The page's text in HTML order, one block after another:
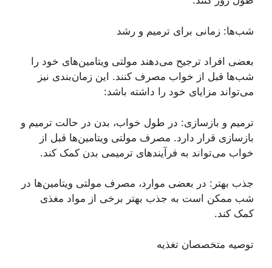
شب‌ها: زمانی برای ترمیم و رشد
بعضی افراد ترجیح می‌دهند مولتی ویتامین‌های خود را
شب‌ها قبل از خواب مصرف کنند. این زمان‌بندی نیز
می‌تواند مزایای خود را داشته باشد:
ترمیم و بازسازی: در طول خواب، بدن در حالت ترمیم و
بازسازی قرار دارد. مصرف مولتی ویتامین‌ها قبل از
خواب می‌تواند به فرآیند‌های ترمیمی بدن کمک کند.
جذب بهتر: در بعضی موارد، مصرف مولتی ویتامین‌ها در
شب ممکن است به جذب بهتر برخی از مواد مغذی
کمک کند.
توصیه متخصصان تغذیه